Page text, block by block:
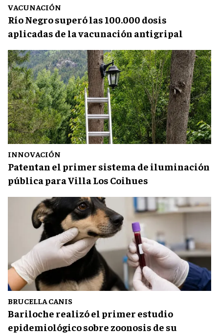
VACUNACIÓN
Río Negro superó las 100.000 dosis
aplicadas de la vacunación antigripal
INNOVACIÓN
Patentan el primer sistema de iluminación
pública para Villa Los Coihues
BRUCELLA CANIS
Bariloche realizó el primer estudio
epidemiológico sobre zoonosis de su